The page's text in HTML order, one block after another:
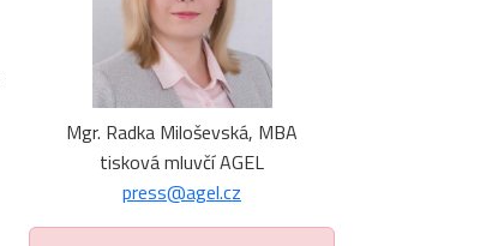
Mgr. Radka Miloševská, MBA
tisková mluvčí AGEL
press@agel.cz